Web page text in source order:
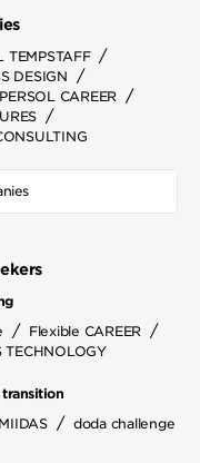
TEMPSTAFF /
DESIGN /
PERSOL CAREER /
/
/ Flexible CAREER /
TECHNOLOGY
MIIDAS / doda challenge